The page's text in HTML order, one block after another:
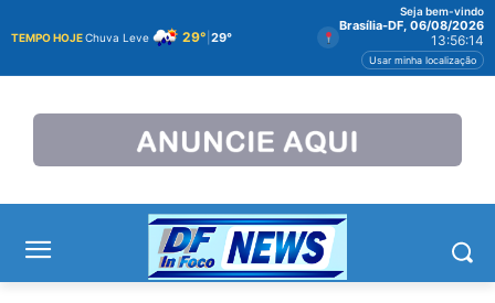
TEMPO HOJEChuva Leve 29° 29°
Seja bem-vindo
Brasília-DF, 06/08/2026
13:56:15
Usar minha localização